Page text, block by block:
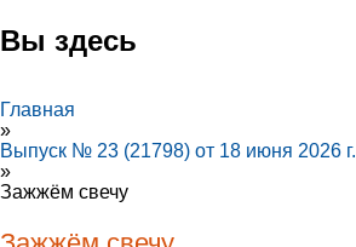
Вы здесь
Главная
»
Выпуск № 23 (21798) от 18 июня 2026 г.
»
Зажжём свечу